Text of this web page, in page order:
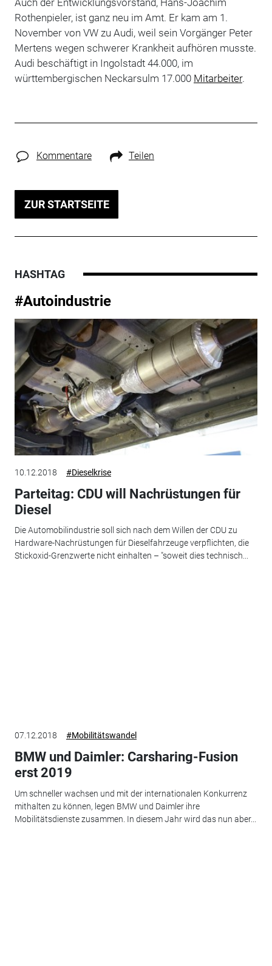
Rothenpieler, ist ganz neu im Amt. Er kam am 1.
November von VW zu Audi, weil sein Vorgänger Peter
Mertens wegen schwerer Krankheit aufhören musste.
Audi beschäftigt in Ingolstadt 44.000, im
württembergischen Neckarsulm 17.000 Mitarbeiter.
Kommentare Teilen
ZUR STARTSEITE
HASHTAG
#Autoindustrie
10.12.2018 #Dieselkrise
Parteitag: CDU will Nachrüstungen für
Diesel
Die Automobilindustrie soll sich nach dem Willen der CDU zu
Hardware-Nachrüstungen für Dieselfahrzeuge verpflichten, die
Stickoxid-Grenzwerte nicht einhalten – "soweit dies technisch...
07.12.2018 #Mobilitätswandel
BMW und Daimler: Carsharing-Fusion
erst 2019
Um schneller wachsen und mit der internationalen Konkurrenz
mithalten zu können, legen BMW und Daimler ihre
Mobilitätsdienste zusammen. In diesem Jahr wird das nun aber...